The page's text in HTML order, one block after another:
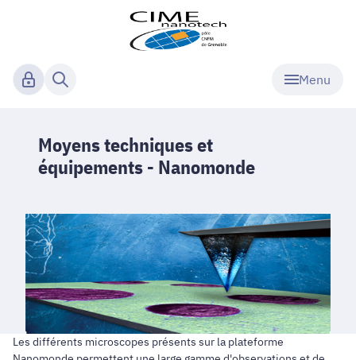
Menu
Moyens techniques et
équipements - Nanomonde
Les différents microscopes présents sur la plateforme